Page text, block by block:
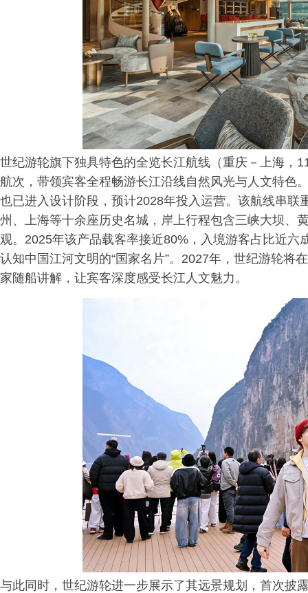
世纪游轮旗下独具特色的全览长江航线（重庆－上海，
航次，带领宾客全程畅游长江沿线自然风光与人文特色
也已进入设计阶段，预计2028年投入运营。该航线串
州、上海等十余座历史名城，岸上行程包含三峡大坝、
观。2025年该产品载客率接近80%，入境游客占比近
认知中国江河文明的“国家名片”。2027年，世纪游轮将
家随船讲解，让宾客深度感受长江人文魅力。
与此同时，世纪游轮进一步展示了其远景规划，首次披